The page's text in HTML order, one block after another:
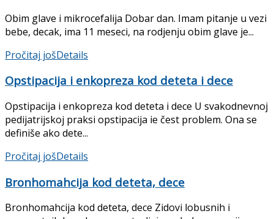
Obim glave i mikrocefalija Dobar dan. Imam pitanje u vezi
bebe, decak, ima 11 meseci, na rodjenju obim glave je...
Pročitaj jošDetails
Opstipacija i enkopreza kod deteta i dece
Opstipacija i enkopreza kod deteta i dece U svakodnevnoj
pedijatrijskoj praksi opstipacija ie čest pro­blem. Ona se
definiše ako dete...
Pročitaj jošDetails
Bronhomahcija kod deteta, dece
Bronhomahcija kod deteta, dece Zidovi lobusnih i